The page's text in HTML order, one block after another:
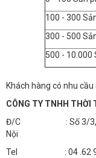
100 - 300
300 - 500
500 - 10.000
Khách hàng có nhu cầu
CÔNG TY TNHH THỜI
Đ/C : Số 3/3, Đường
Nội
Tel : 04 .62 92